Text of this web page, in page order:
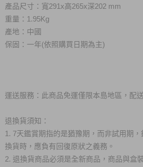
產品尺寸：寬291x高265x深202 mm
重量：1.95Kg
產地：中國
保固：一年(依照購買日期為主)
運送服務：此商品免運僅限本島地區，配
退換貨須知：
1. 7天鑑賞期指的是猶豫期，而非試用期
換貨時，應負有回復原狀之義務。
2. 退換貨商品必須是全新商品，商品與盒